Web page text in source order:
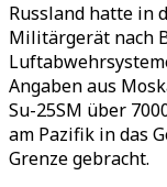
Russland hatte in
Militärgerät nach
Angaben aus
Su-25SM über
am Pazifik in das
Grenze gebracht.